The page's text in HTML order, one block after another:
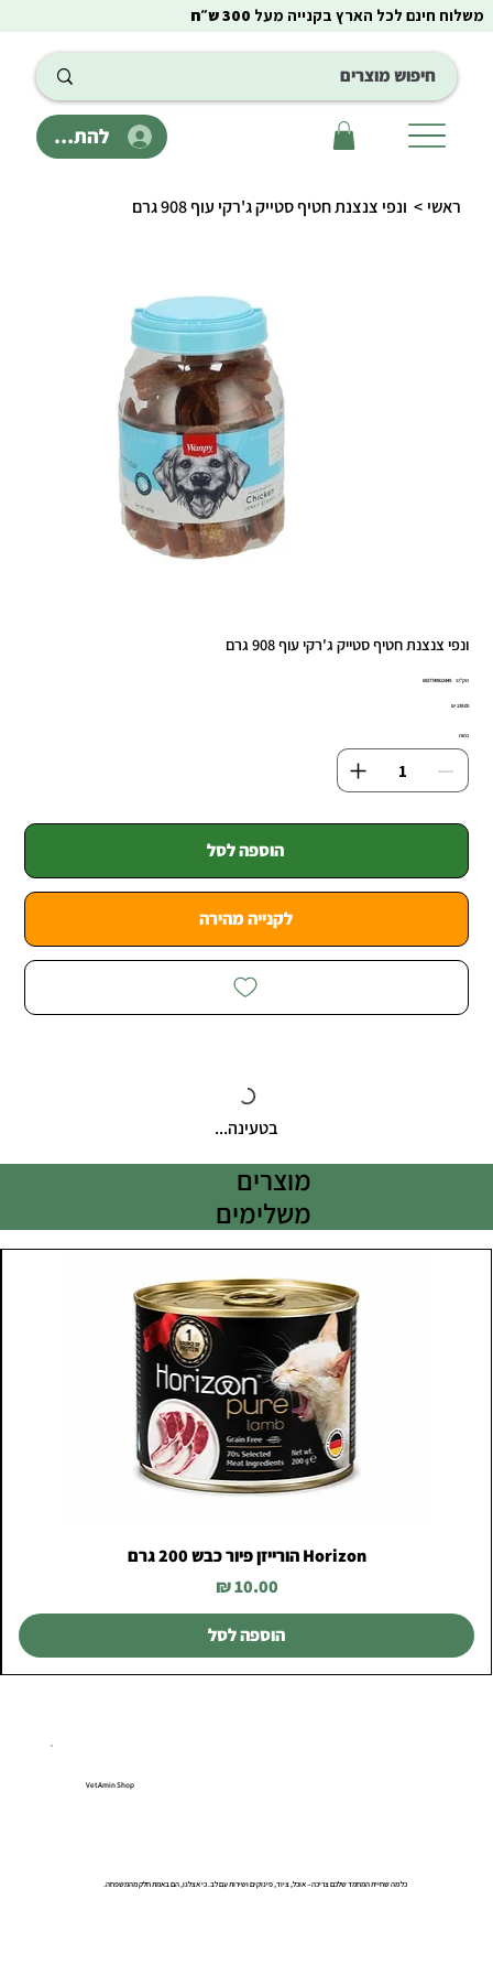
להתחבר
משלוח חינם לכל הארץ בקנייה מעל 300 ש״ח
ראשי > ונפי צנצנת חטיף סטייק ג'רקי עוף 908 גרם
ונפי צנצנת חטיף סטייק ג'רקי עוף 908 גרם
מק"ט:
מק"ט
6927749812449
מחיר‏139.00 ‏₪
כמות
הוספה לסל
לקנייה מהירה
בטעינה...
מוצרים
משלימים
Horizon הורייזן פיור כבש 200 גרם
מחיר
הוספה לסל
VetAmin Shop
כל מה שחיית המחמד שלכם צריכה – אוכל, ציוד, פינוקים ושירות עם לב. כי אצלנו, הם באמת חלק מהמשפחה.